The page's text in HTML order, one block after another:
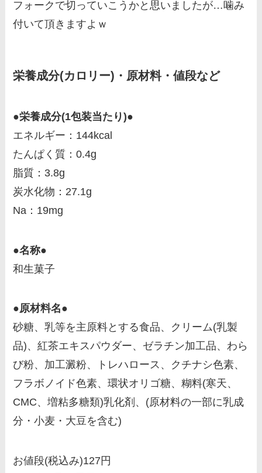
フォークで切っていこうかと思いましたが…噛み
付いて頂きますよｗ
栄養成分(カロリー)・原材料・値段など
●栄養成分(1包装当たり)●
エネルギー：144kcal
たんぱく質：0.4g
脂質：3.8g
炭水化物：27.1g
Na：19mg
●名称●
和生菓子
●原材料名●
砂糖、乳等を主原料とする食品、クリーム(乳製
品)、紅茶エキスパウダー、ゼラチン加工品、わら
び粉、加工澱粉、トレハロース、クチナシ色素、
フラボノイド色素、環状オリゴ糖、糊料(寒天、
CMC、増粘多糖類)乳化剤、(原材料の一部に乳成
分・小麦・大豆を含む)
お値段(税込み)127円